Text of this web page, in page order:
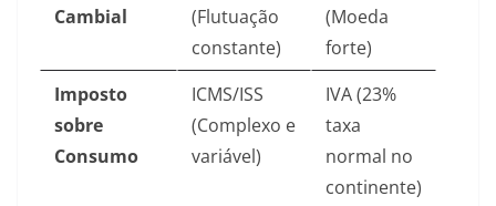
Cambial
(Flutuação
constante)
(Moeda
forte)
Imposto
sobre
Consumo
ICMS/ISS
(Complexo e
variável)
IVA (23%
taxa
normal no
continente)